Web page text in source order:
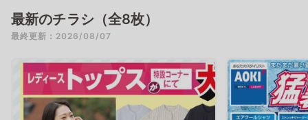
最新のチラシ（全8枚）
最終更新：2026/08/07